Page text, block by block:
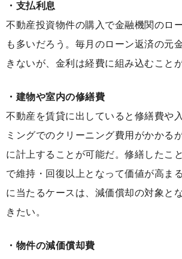
・支払利息
不動産投資物件の購入で金融機関のロ
も多いだろう。毎月のローン返済の元
きないが、金利は経費に組み込むこと
・建物や室内の修繕費
不動産を賃貸に出していると修繕費や
ミングでのクリーニング費用がかかる
に計上することが可能だ。修繕したこ
で維持・回復以上となって価値が高ま
に当たるケースは、減価償却の対象と
きたい。
・物件の減価償却費